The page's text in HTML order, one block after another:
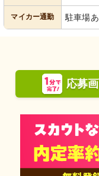
マイカー通勤 駐車場あ
応募